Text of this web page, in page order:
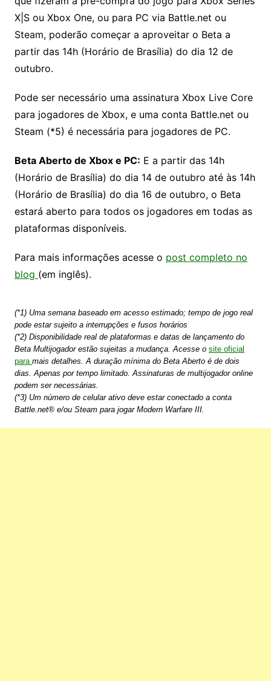
X|S ou Xbox One, ou para PC via Battle.net ou
Steam, poderão começar a aproveitar o Beta a
partir das 14h (Horário de Brasília) do dia 12 de
outubro.
Pode ser necessário uma assinatura Xbox Live Core
para jogadores de Xbox, e uma conta Battle.net ou
Steam (*5) é necessária para jogadores de PC.
Beta Aberto de Xbox e PC: E a partir das 14h
(Horário de Brasília) do dia 14 de outubro até às 14h
(Horário de Brasília) do dia 16 de outubro, o Beta
estará aberto para todos os jogadores em todas as
plataformas disponíveis.
Para mais informações acesse o post completo no
blog (em inglês).
(*1) Uma semana baseado em acesso estimado; tempo de jogo real
pode estar sujeito a interrupções e fusos horários
(*2) Disponibilidade real de plataformas e datas de lançamento do
Beta Multijogador estão sujeitas a mudança. Acesse o site oficial
para mais detalhes. A duração mínima do Beta Aberto é de dois
dias. Apenas por tempo limitado. Assinaturas de multijogador online
podem ser necessárias.
(*3) Um número de celular ativo deve estar conectado a conta
Battle.net® e/ou Steam para jogar Modern Warfare III.